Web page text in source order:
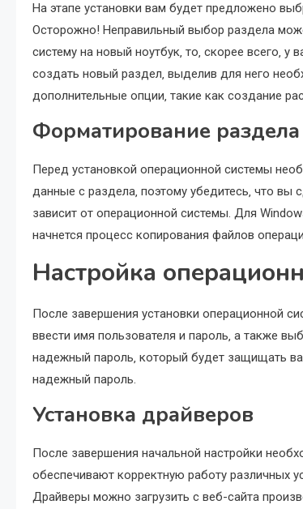
На этапе установки вам будет предложено
Осторожно! Неправильный выбор раздела
систему на новый ноутбук‚ то‚ скорее всего‚
создать новый раздел‚ выделив для него
дополнительные опции‚ такие как создание
Форматирование раздела
Перед установкой операционной системы
данные с раздела‚ поэтому убедитесь‚ что
зависит от операционной системы. Для
начнется процесс копирования файлов
Настройка
После завершения установки операционной
ввести имя пользователя и пароль‚ а также
надежный пароль‚ который будет защищать
надежный пароль.
Установка драйверов
После завершения начальной настройки
обеспечивают корректную работу различных
Драйверы можно загрузить с веб-сайта